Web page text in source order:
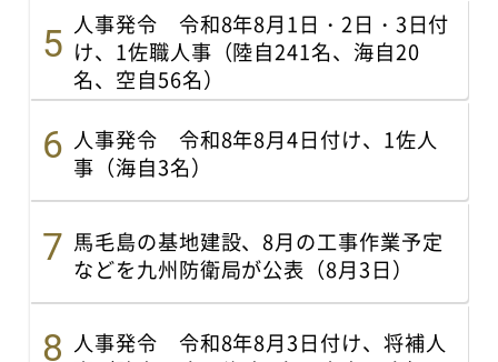
人事発令 令和8年8月1日・2日・3日付
け、1佐職人事（陸自241名、海自20
名、空自56名）
人事発令 令和8年8月4日付け、1佐人
事（海自3名）
馬毛島の基地建設、8月の工事作業予定
などを九州防衛局が公表（8月3日）
人事発令 令和8年8月3日付け、将補人